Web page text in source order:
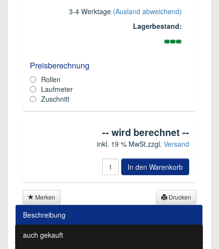
3-4 Werktage (Ausland abweichend)
Lagerbestand:
Preisberechnung
Rollen
Laufmeter
Zuschnitt
-- wird berechnet --
inkl. 19 % MwSt.zzgl. Versand
In den Warenkorb
Merken Drucken
Beschreibung
auch gekauft